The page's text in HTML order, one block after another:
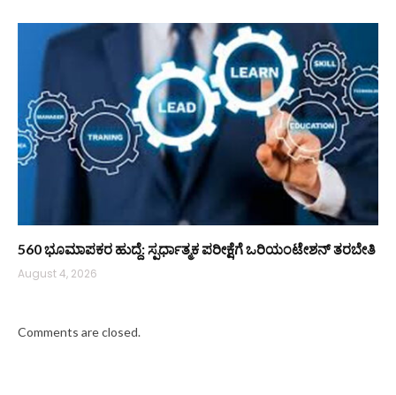
560 ಭೂಮಾಪಕರ ಹುದ್ದೆ: ಸ್ಪರ್ಧಾತ್ಮಕ ಪರೀಕ್ಷೆಗೆ ಒರಿಯಂಟೇಶನ್ ತರಬೇತಿ
August 4, 2026
Comments are closed.